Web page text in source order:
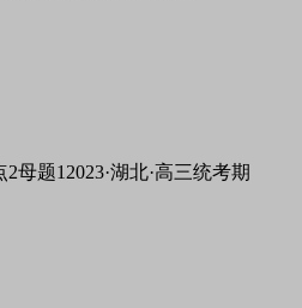
母题12023·湖北·高三统考期